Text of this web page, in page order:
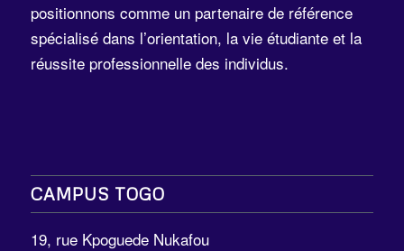
positionnons comme un partenaire de référence
spécialisé dans l’orientation, la vie étudiante et la
réussite professionnelle des individus.
CAMPUS TOGO
19, rue Kpoguede Nukafou